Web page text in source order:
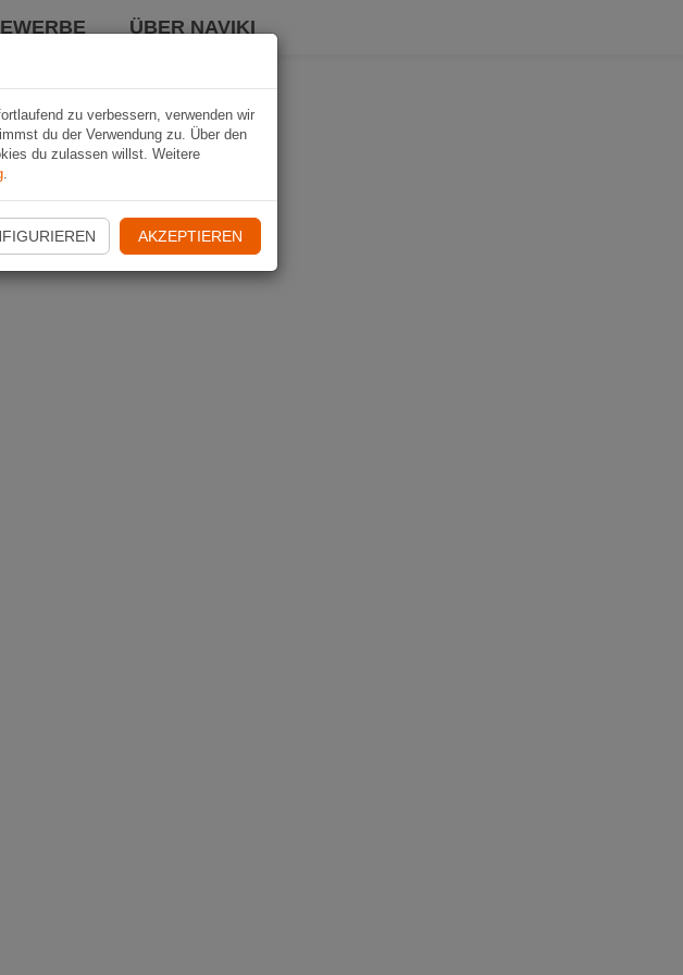
ÜBER NAVIKI
zu verbessern, verwenden wir
du der Verwendung zu. Über den
du zulassen willst. Weitere
.
AKZEPTIEREN